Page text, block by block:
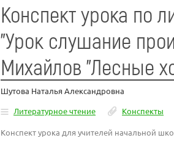
Конспект урока по
"Урок слушание
Михайлов "Лесные
Шутова Наталья Александровна
Литературное чтение
Конспекты
Конспект урока для учителей начальной